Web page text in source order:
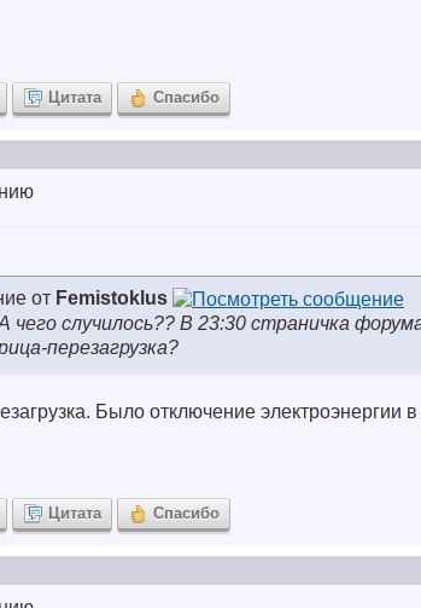
Цитата Спасибо
от Femistoklus
чего случилось?? В 23:30 страничка
перезагрузка?
Было отключение электроэнергии
Цитата Спасибо